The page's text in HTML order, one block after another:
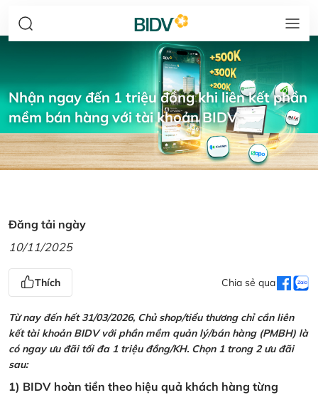
Nhận ngay đến 1 triệu đồng khi liên kết phần
mềm bán hàng với tài khoản BIDV
Đăng tải ngày
10/11/2025
Thích Chia sẻ qua
Từ nay đến hết 31/03/2026, Chủ shop/tiểu thương chỉ cần liên
kết tài khoản BIDV với phần mềm quản lý/bán hàng (PMBH) là
có ngay ưu đãi tối đa 1 triệu đồng/KH. Chọn 1 trong 2 ưu đãi
sau:
1) BIDV hoàn tiền theo hiệu quả khách hàng từng